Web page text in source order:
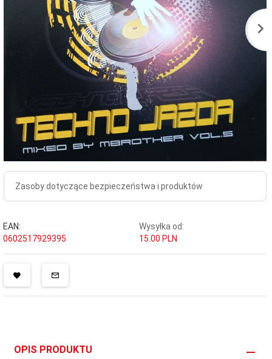
Zasoby dotyczące bezpieczeństwa i produktów
EAN:
0602517929395
Wysyłka od:
15.00 PLN
OPIS PRODUKTU